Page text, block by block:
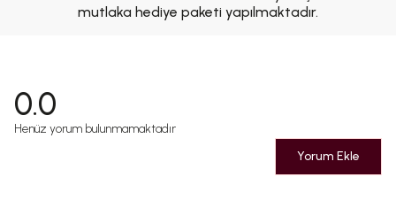
mutlaka hediye paketi yapılmaktadır.
0.0
Henüz yorum bulunmamaktadır
Yorum Ekle